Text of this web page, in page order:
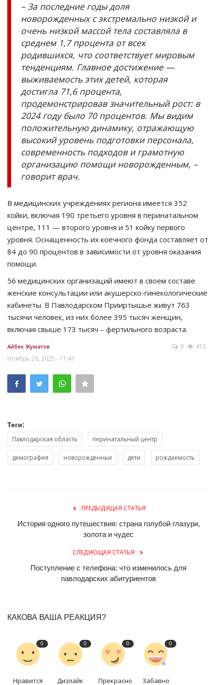
– За последние годы доля
новорожденных с экстремально низкой и
очень низкой массой тела составляла в
среднем 1,7 процента от всех
родившихся, что соответствует мировым
тенденциям. Главное достижение —
выживаемость этих детей, которая
достигла 71,6 процента,
продемонстрировав значительный рост: в
2024 году было 70 процентов. Мы видим
положительную динамику, отражающую
высокий уровень подготовки персонала,
современность подходов и грамотную
организацию помощи новорожденным, –
говорит врач.
В медицинских учреждениях региона имеется 352
койки, включая 190 третьего уровня в перинатальном
центре, 111 — второго уровня и 51 койку первого
уровня. Оснащенность их коечного фонда составляет от
84 до 90 процентов в зависимости от уровня оказания
помощи.
56 медицинских организаций имеют в своем составе
женские консультации или акушерско-гинекологические
кабинеты. В Павлодарском Прииртышье живут 763
тысячи человек, из них более 395 тысяч женщин,
включая свыше 173 тысяч – фертильного возраста.
Айбек Жуматов
Ноябрь 26, 2025 - 11:47
0 412
Теги:
Павлодарская область перинатальный центр
демография новорожденные дети рождаемость
ПРЕДЫДУЩАЯ СТАТЬЯ
История одного путешествия: страна голубой глазури,
золота и чудес
СЛЕДУЮЩАЯ СТАТЬЯ
Поступление с телефона: что изменилось для
павлодарских абитуриентов
КАКОВА ВАША РЕАКЦИЯ?
0
Нравится
0
Дизлайк
0
Прекрасно
0
Забавно